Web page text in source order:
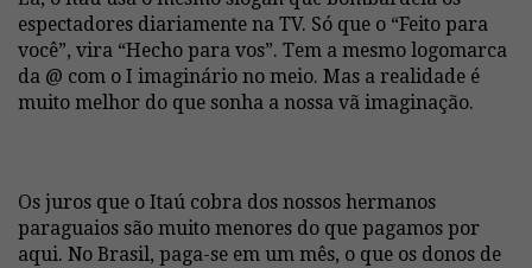
espectadores diariamente na TV. Só que o “Feito para
você”, vira “Hecho para vos”. Tem a mesmo logomarca
da @ com o I imaginário no meio. Mas a realidade é
muito melhor do que sonha a nossa vã imaginação.
Os juros que o Itaú cobra dos nossos hermanos
paraguaios são muito menores do que pagamos por
aqui. No Brasil, paga-se em um mês, o que os donos de